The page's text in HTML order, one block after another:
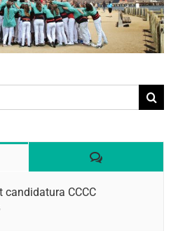
Comentaris
candidatura CCCC